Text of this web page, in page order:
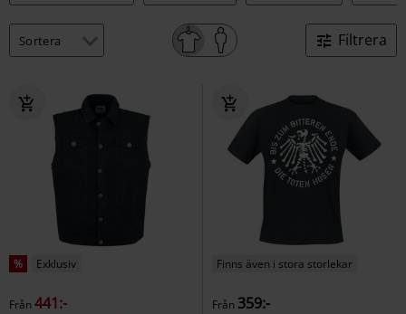
Filtrera
% Exklusiv
Från441:-
Finns även i stora storlekar
Från 359:-